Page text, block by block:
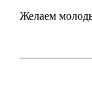
Желаем